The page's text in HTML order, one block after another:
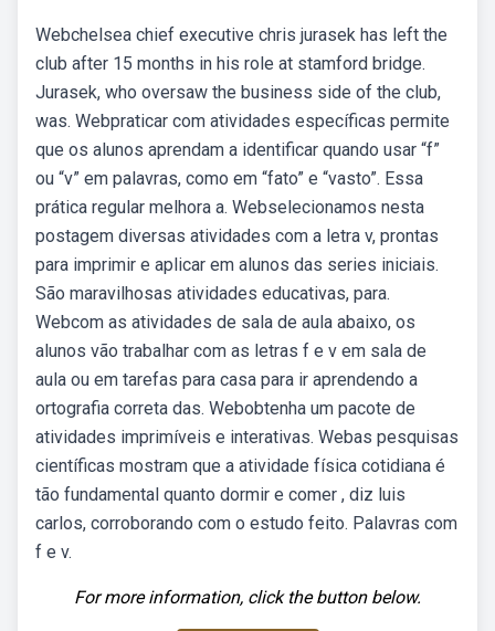
Webchelsea chief executive chris jurasek has left the
club after 15 months in his role at stamford bridge.
Jurasek, who oversaw the business side of the club,
was. Webpraticar com atividades específicas permite
que os alunos aprendam a identificar quando usar “f”
ou “v” em palavras, como em “fato” e “vasto”. Essa
prática regular melhora a. Webselecionamos nesta
postagem diversas atividades com a letra v, prontas
para imprimir e aplicar em alunos das series iniciais.
São maravilhosas atividades educativas, para.
Webcom as atividades de sala de aula abaixo, os
alunos vão trabalhar com as letras f e v em sala de
aula ou em tarefas para casa para ir aprendendo a
ortografia correta das. Webobtenha um pacote de
atividades imprimíveis e interativas. Webas pesquisas
científicas mostram que a atividade física cotidiana é
tão fundamental quanto dormir e comer , diz luis
carlos, corroborando com o estudo feito. Palavras com
f e v.
For more information, click the button below.